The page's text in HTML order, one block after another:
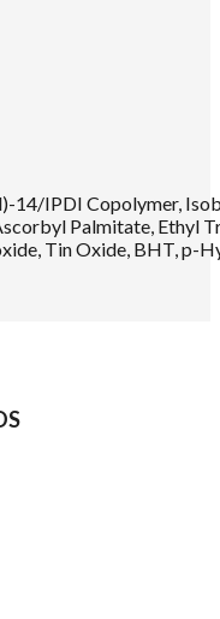
14/IPDI Copolymer,
Palmitate, Ethyl
Tin Oxide, BHT, p-